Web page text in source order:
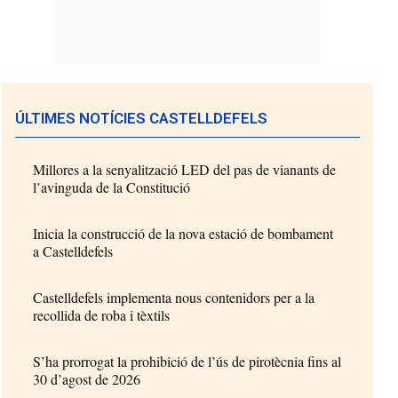
ÚLTIMES NOTÍCIES CASTELLDEFELS
Millores a la senyalització LED del pas de vianants de
l’avinguda de la Constitució
Inicia la construcció de la nova estació de bombament
a Castelldefels
Castelldefels implementa nous contenidors per a la
recollida de roba i tèxtils
S’ha prorrogat la prohibició de l’ús de pirotècnia fins al
30 d’agost de 2026